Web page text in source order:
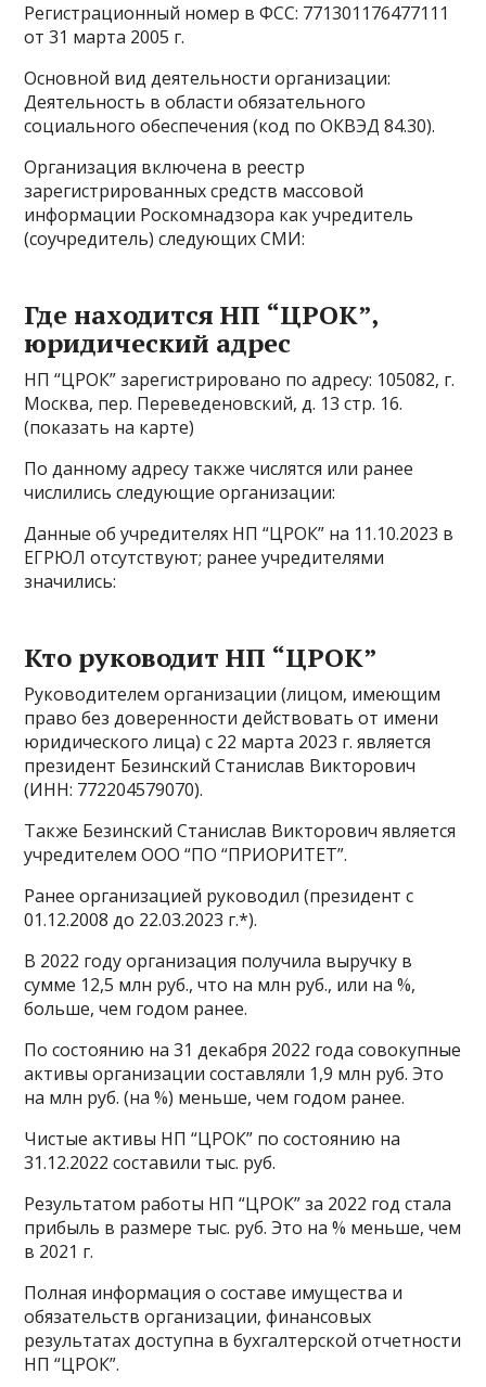
Регистрационный номер в ФСС: 771301176477111
от 31 марта 2005 г.
Основной вид деятельности организации:
Деятельность в области обязательного
социального обеспечения (код по ОКВЭД 84.30).
Организация включена в реестр
зарегистрированных средств массовой
информации Роскомнадзора как учредитель
(соучредитель) следующих СМИ:
Где находится НП “ЦРОК”,
юридический адрес
НП “ЦРОК” зарегистрировано по адресу: 105082, г.
Москва, пер. Переведеновский, д. 13 стр. 16.
(показать на карте)
По данному адресу также числятся или ранее
числились следующие организации:
Данные об учредителях НП “ЦРОК” на 11.10.2023 в
ЕГРЮЛ отсутствуют; ранее учредителями
значились:
Кто руководит НП “ЦРОК”
Руководителем организации (лицом, имеющим
право без доверенности действовать от имени
юридического лица) с 22 марта 2023 г. является
президент Безинский Станислав Викторович
(ИНН: 772204579070).
Также Безинский Станислав Викторович является
учредителем ООО “ПО “ПРИОРИТЕТ”.
Ранее организацией руководил (президент с
01.12.2008 до 22.03.2023 г.*).
В 2022 году организация получила выручку в
сумме 12,5 млн руб., что на млн руб., или на %,
больше, чем годом ранее.
По состоянию на 31 декабря 2022 года совокупные
активы организации составляли 1,9 млн руб. Это
на млн руб. (на %) меньше, чем годом ранее.
Чистые активы НП “ЦРОК” по состоянию на
31.12.2022 составили тыс. руб.
Результатом работы НП “ЦРОК” за 2022 год стала
прибыль в размере тыс. руб. Это на % меньше, чем
в 2021 г.
Полная информация о составе имущества и
обязательств организации, финансовых
результатах доступна в бухгалтерской отчетности
НП “ЦРОК”.